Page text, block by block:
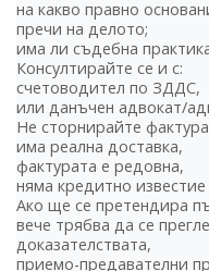
на какво правно
пречи на делото;
има ли съдебна
Консултирайте се и с:
счетоводител по ЗДДС,
или данъчен адвокат/
Не сторнирайте
има реална доставка,
фактурата е редовна,
няма кредитно
Ако ще се претендира
вече трябва да се
доказателствата,
приемо-предавателни